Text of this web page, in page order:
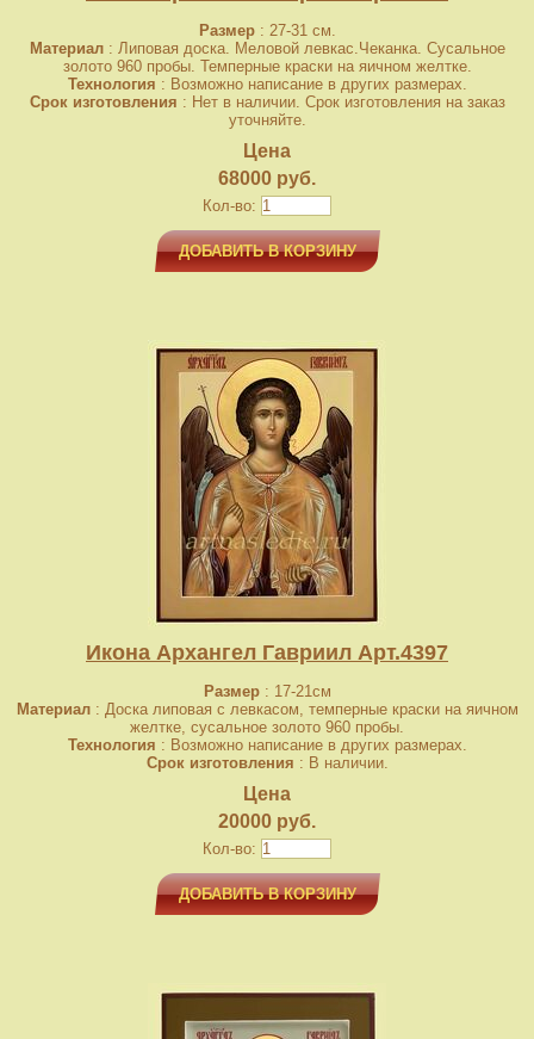
Размер: 27-31 см.
Материал: Липовая доска. Меловой левкас.Чеканка. Сусальное
золото 960 пробы. Темперные краски на яичном желтке.
Технология : Возможно написание в других размерах.
Срок изготовления : Нет в наличии. Срок изготовления на заказ
уточняйте.
Цена
68000 руб.
Кол-во:
ДОБАВИТЬ В КОРЗИНУ
Икона Архангел Гавриил Арт.4397
Размер: 17-21см
Материал: Доска липовая с левкасом, темперные краски на яичном
желтке, сусальное золото 960 пробы.
Технология : Возможно написание в других размерах.
Срок изготовления : В наличии.
Цена
20000 руб.
Кол-во:
ДОБАВИТЬ В КОРЗИНУ